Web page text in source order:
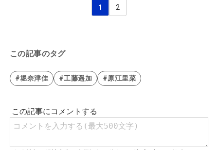
1 2
この記事のタグ
#堀奈津佳 #工藤遥加 #原江里菜